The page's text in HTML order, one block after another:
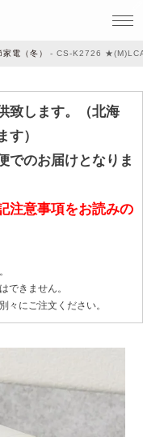
家電（冬） CS-K2726
致します。（北海
）
でのお届けとなりま
注意事項をお読みの
できません。
にご注文ください。